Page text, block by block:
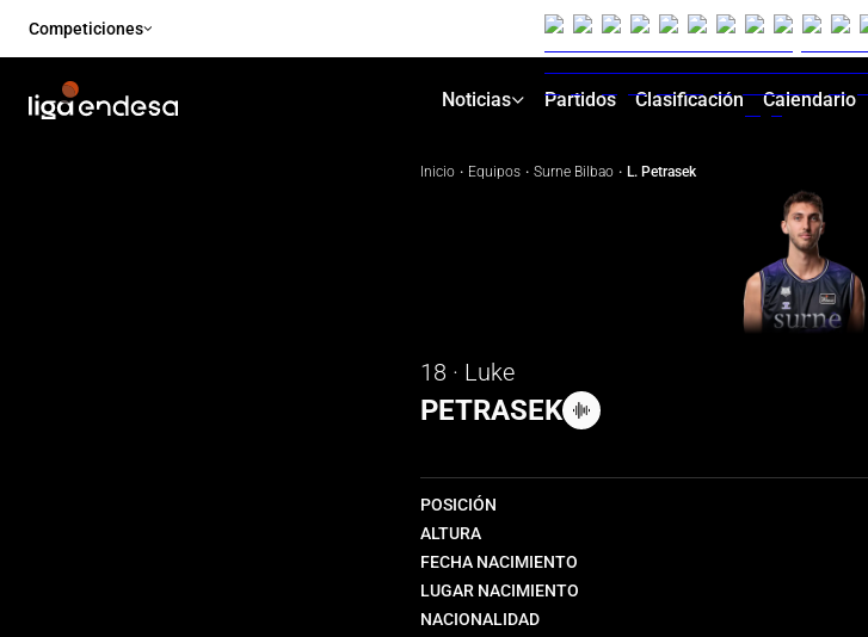
Competiciones
Noticias Partidos Clasificación Calendario
Inicio · Equipos · Surne Bilbao · L. Petrasek
18 · Luke
PETRASEK
POSICIÓN
ALTURA
FECHA NACIMIENTO
LUGAR NACIMIENTO
NACIONALIDAD